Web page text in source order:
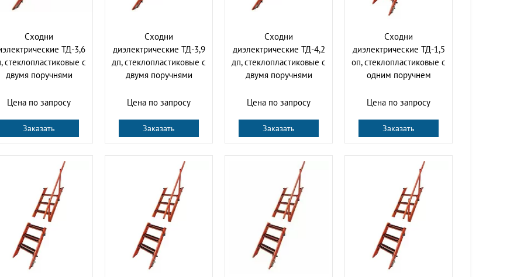
Сходни
ТД-3,6
стеклопластиковые с
двумя поручнями
Цена по запросу
Заказать
Сходни
диэлектрические ТД-3,9
дп, стеклопластиковые с
двумя поручнями
Цена по запросу
Заказать
Сходни
диэлектрические ТД-4,2
дп, стеклопластиковые с
двумя поручнями
Цена по запросу
Заказать
Сходни
диэлектрические ТД-1,5
оп, стеклопластиковые с
одним поручнем
Цена по запросу
Заказать